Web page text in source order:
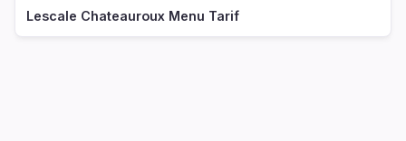
Lescale Chateauroux Menu Tarif